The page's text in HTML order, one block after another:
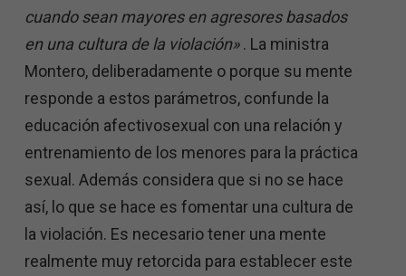
cuando sean mayores en agresores basados ​​
en una cultura de la violación». La ministra
Montero, deliberadamente o porque su mente
responde a estos parámetros, confunde la
educación afectivosexual con una relación y
entrenamiento de los menores para la práctica
sexual. Además considera que si no se hace
así, lo que se hace es fomentar una cultura de
la violación. Es necesario tener una mente
realmente muy retorcida para establecer este